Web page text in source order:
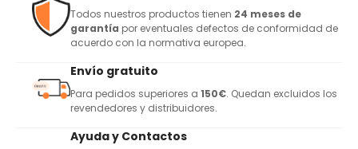
Todos nuestros productos tienen 24 meses de
garantía por eventuales defectos de conformidad de
acuerdo con la normativa europea.
Envío gratuito
Para pedidos superiores a 150€. Quedan excluidos los
revendedores y distribuidores.
Ayuda y Contactos